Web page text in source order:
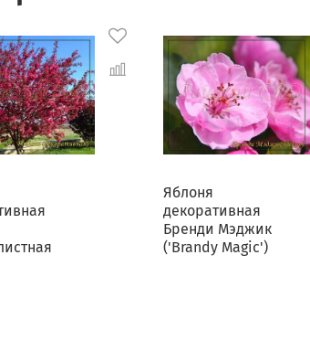
Яблоня
декоративная
Бренди Мэджик
('Brandy Magic')